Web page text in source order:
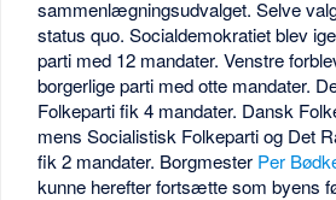
sammenlægningsudvalget. Selve
status quo. Socialdemokratiet blev
parti med 12 mandater. Venstre
borgerlige parti med otte mandater.
Folkeparti fik 4 mandater. Dansk
mens Socialistisk Folkeparti og Det
fik 2 mandater. Borgmester Per
kunne herefter fortsætte som byens